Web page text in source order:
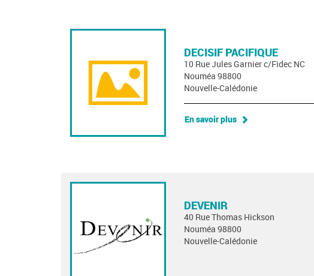
DECISIF PACIFIQUE
10 Rue Jules Garnier c/Fidec NC
Nouméa 98800
Nouvelle-Calédonie
En savoir plus
DEVENIR
40 Rue Thomas Hickson
Nouméa 98800
Nouvelle-Calédonie